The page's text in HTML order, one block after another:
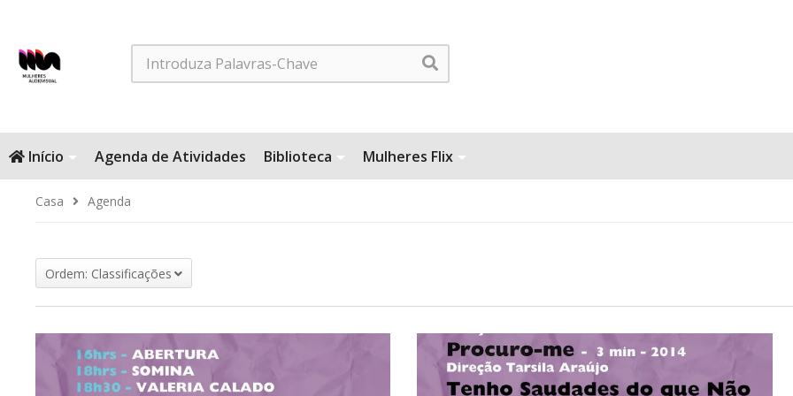
Search
Início Agenda de Atividades Biblioteca Mulheres Flix
Casa Agenda
Ordem: Classificações